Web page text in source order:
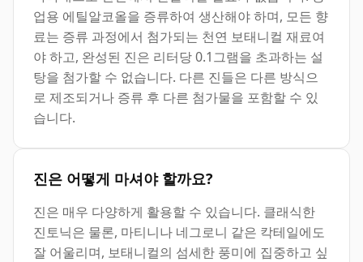
업용 에틸알코올을 증류하여 생산해야 하며, 모든 향
료는 증류 과정에서 첨가되는 천연 보태니컬 재료여
야 하고, 완성된 진은 리터당 0.1그램을 초과하는 설
탕을 첨가할 수 없습니다. 다른 진들은 다른 방식으
로 제조되거나 증류 후 다른 첨가물을 포함할 수 있
습니다.
진은 어떻게 마셔야 할까요?
진은 매우 다양하게 활용할 수 있습니다. 클래식한
진토닉은 물론, 마티니나 네그로니 같은 칵테일에도
잘 어울리며, 보태니컬의 섬세한 풍미에 집중하고 싶